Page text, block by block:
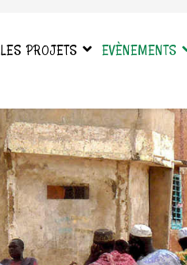
LES PROJETS EVÈNEMENTS